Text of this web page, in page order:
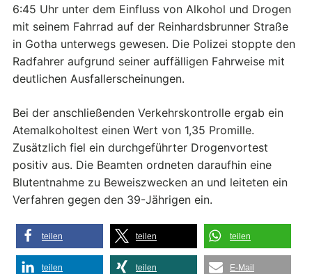
6:45 Uhr unter dem Einfluss von Alkohol und Drogen
mit seinem Fahrrad auf der Reinhardsbrunner Straße
in Gotha unterwegs gewesen. Die Polizei stoppte den
Radfahrer aufgrund seiner auffälligen Fahrweise mit
deutlichen Ausfallerscheinungen.
Bei der anschließenden Verkehrskontrolle ergab ein
Atemalkoholtest einen Wert von 1,35 Promille.
Zusätzlich fiel ein durchgeführter Drogenvortest
positiv aus. Die Beamten ordneten daraufhin eine
Blutentnahme zu Beweiszwecken an und leiteten ein
Verfahren gegen den 39-Jährigen ein.
teilen teilen teilen
teilen teilen E-Mail